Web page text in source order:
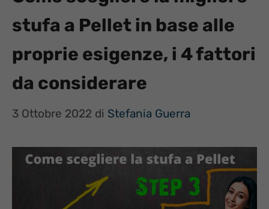
stufa a Pellet in base alle
proprie esigenze, i 4 fattori
da considerare
3 Ottobre 2022 di Stefania Guerra